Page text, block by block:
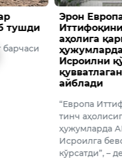
Эрон Европа
Иттифоқини тинч
аҳолига қарши
ҳужумларда АҚШ ва
Исроилни қўллаб-
қувватлаганликда
“Европа Иттифоқи Эрон
тинч аҳолисига қаратилган
ҳужумларда АҚШ ва
Исроилга бевосита ёрдам
кўрсатди”, – деди Эрон